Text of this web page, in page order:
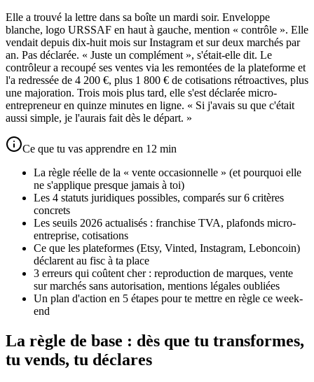
Elle a trouvé la lettre dans sa boîte un mardi soir. Enveloppe
blanche, logo URSSAF en haut à gauche, mention « contrôle ». Elle
vendait depuis dix-huit mois sur Instagram et sur deux marchés par
an. Pas déclarée. « Juste un complément », s'était-elle dit. Le
contrôleur a recoupé ses ventes via les remontées de la plateforme et
l'a redressée de 4 200 €, plus 1 800 € de cotisations rétroactives, plus
une majoration. Trois mois plus tard, elle s'est déclarée micro-
entrepreneur en quinze minutes en ligne. « Si j'avais su que c'était
aussi simple, je l'aurais fait dès le départ. »
Ce que tu vas apprendre en 12 min
La règle réelle de la « vente occasionnelle » (et pourquoi elle
ne s'applique presque jamais à toi)
Les 4 statuts juridiques possibles, comparés sur 6 critères
concrets
Les seuils 2026 actualisés : franchise TVA, plafonds micro-
entreprise, cotisations
Ce que les plateformes (Etsy, Vinted, Instagram, Leboncoin)
déclarent au fisc à ta place
3 erreurs qui coûtent cher : reproduction de marques, vente
sur marchés sans autorisation, mentions légales oubliées
Un plan d'action en 5 étapes pour te mettre en règle ce week-
end
La règle de base : dès que tu transformes,
tu vends, tu déclares